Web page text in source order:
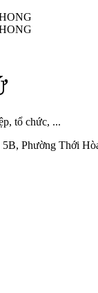
tổ chức, ...
Phường Thới